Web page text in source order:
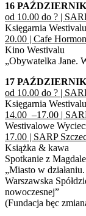
16
od 10.00 do ? |
Księgarnia Westivalu
20.00 | Cafe
Kino Westivalu
„Obywatelka Jane.
17
od 10.00 do ? |
Księgarnia Westivalu
14.00 –17.00 |
Westivalowe
17.00 | SARP
Książka & kawa
Spotkanie z
„Miasto w działaniu.
Warszawska
nowoczesnej”
(Fundacja bęc